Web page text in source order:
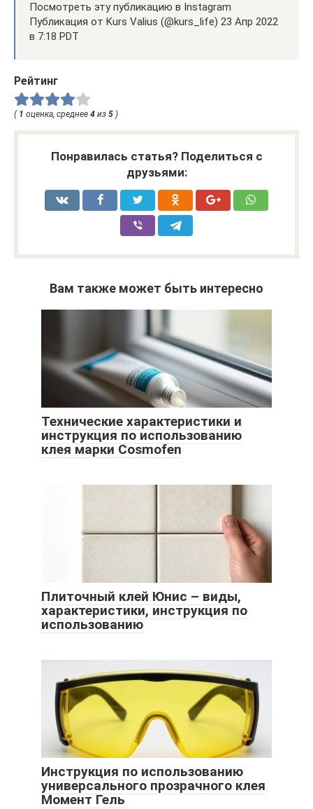
Посмотреть эту публикацию в Instagram
Публикация от Kurs Valius (@kurs_life) 23 Апр 2022
в 7:18 PDT
Рейтинг
( 1 оценка, среднее 4 из 5 )
Понравилась статья? Поделиться с
друзьями:
Вам также может быть интересно
Технические характеристики и
инструкция по использованию
клея марки Cosmofen
Плиточный клей Юнис – виды,
характеристики, инструкция по
использованию
Инструкция по использованию
универсального прозрачного клея
Момент Гель